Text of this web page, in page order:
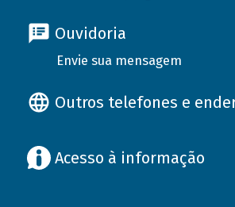
Ouvidoria
Envie sua mensagem
Outros telefones e
Acesso à informação